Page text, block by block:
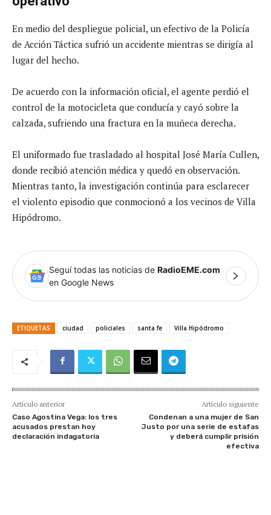
En medio del despliegue policial, un efectivo de la Policía
de Acción Táctica sufrió un accidente mientras se dirigía al
lugar del hecho.
De acuerdo con la información oficial, el agente perdió el
control de la motocicleta que conducía y cayó sobre la
calzada, sufriendo una fractura en la muñeca derecha.
El uniformado fue trasladado al hospital José María Cullen,
donde recibió atención médica y quedó en observación.
Mientras tanto, la investigación continúa para esclarecer
el violento episodio que conmocionó a los vecinos de Villa
Hipódromo.
Seguí todas las noticias de RadioEME.com
en Google News
ETIQUETAS ciudad policiales santa fe Villa Hipódromo
Artículo anterior
Caso Agostina Vega: los tres
acusados prestan hoy
declaración indagatoria
Artículo siguiente
Condenan a una mujer de San
Justo por una serie de estafas
y deberá cumplir prisión
efectiva